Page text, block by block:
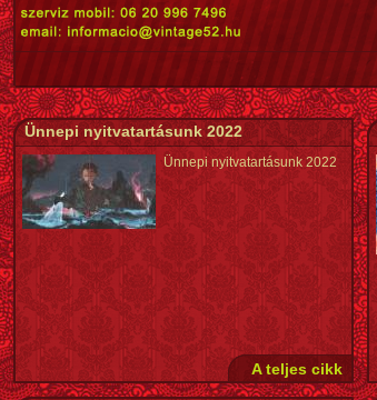
Ünnepi nyitvatartásunk 2022
Ünnepi nyitvatartásunk 2022
A teljes cikk